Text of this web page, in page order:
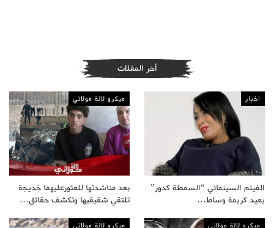
أخر المقلات
اخبار
الفيلم السينمائي “السمطة كدور”
يعيد كريمة وساط…
ميكرو لالة مولاتي
بعد مناشدتها للعثورعليهما خديجة
تلتقي شقيقيها وتكشف حقائق…
ميكرو لالة مولاتي ميكرو لالة مولاتي